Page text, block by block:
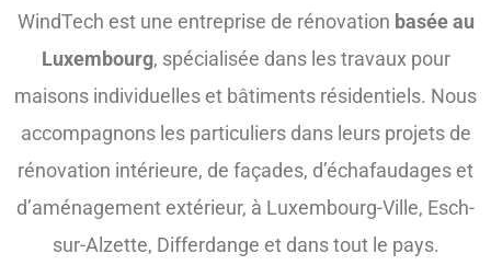
WindTech est une entreprise de rénovation basée au
Luxembourg, spécialisée dans les travaux pour
maisons individuelles et bâtiments résidentiels. Nous
accompagnons les particuliers dans leurs projets de
rénovation intérieure, de façades, d’échafaudages et
d’aménagement extérieur, à Luxembourg-Ville, Esch-
sur-Alzette, Differdange et dans tout le pays.